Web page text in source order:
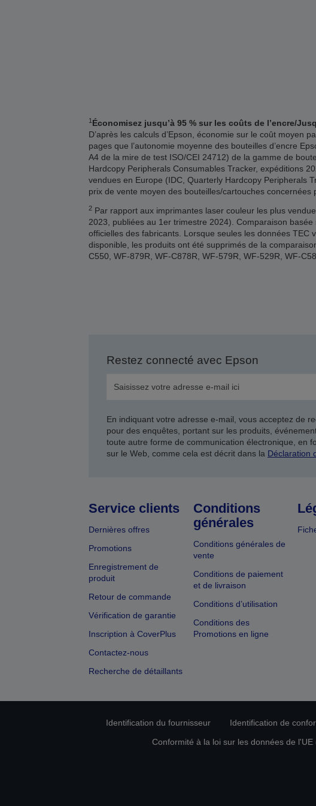
1Économisez jusqu’à 95 % sur les coûts de l’encre/
D’après les calculs d’Epson, économie sur le coût moyen
pages que l’autonomie moyenne des bouteilles d’encre
A4 de la mire de test ISO/CEI 24712) de la gamme de
Hardcopy Peripherals Consumables Tracker, expéditions
vendues en Europe (IDC, Quarterly Hardcopy Peripherals
prix de vente moyen des bouteilles/cartouches concernées
2Par rapport aux imprimantes laser couleur les plus
2023, publiées au 1er trimestre 2024). Comparaison
officielles des fabricants. Lorsque seules les données TEC
disponible, les produits ont été supprimés de la
C550, WF-879R, WF-C878R, WF-579R, WF-529R, WF-
Restez connecté avec Epson
En indiquant votre adresse e-mail, vous acceptez de
pour des enquêtes, portant sur les produits,
toute autre forme de communication électronique, en
sur le Web, comme cela est décrit dans la Déclaration
Service clients
Dernières offres
Promotions
Enregistrement de
produit
Retour de commande
Vérification de garantie
Inscription à CoverPlus
Contactez-nous
Recherche de détaillants
Conditions
générales
Conditions générales de
vente
Conditions de paiement
et de livraison
Conditions d’utilisation
Conditions des
Promotions en ligne
Identification du fournisseur Identification de
Conformité à la loi sur les données de l'UE